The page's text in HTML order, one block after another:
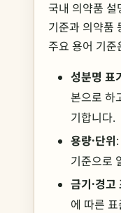
국내 의약품 설
기준과 의약품
주요 용어 기준
성분명 표
본으로 하
기합니다.
용량·단위
기준으로
금기·경고
에 따른